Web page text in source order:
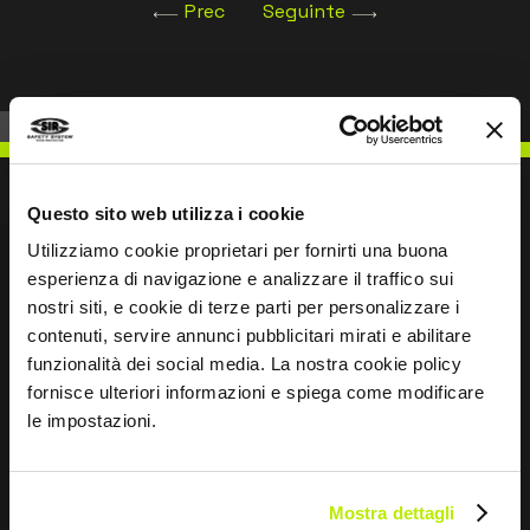
Questo sito web utilizza i cookie
Utilizziamo cookie proprietari per fornirti una buona
esperienza di navigazione e analizzare il traffico sui
nostri siti, e cookie di terze parti per personalizzare i
contenuti, servire annunci pubblicitari mirati e abilitare
funzionalità dei social media. La nostra cookie policy
fornisce ulteriori informazioni e spiega come modificare
le impostazioni.
Mostra dettagli
Prec Seguinte
ESCREVER PARA NÓS
Mantemo-nos em contacto